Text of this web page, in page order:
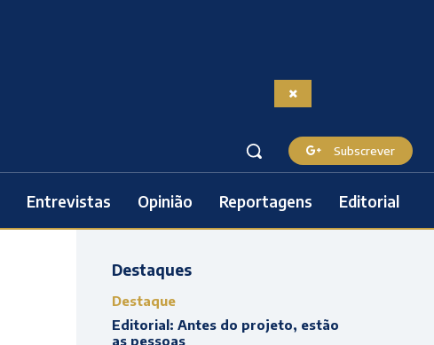
Subscrever
Entrevistas Opinião Reportagens Editorial
Destaques
Destaque
Editorial: Antes do projeto, estão
as pessoas